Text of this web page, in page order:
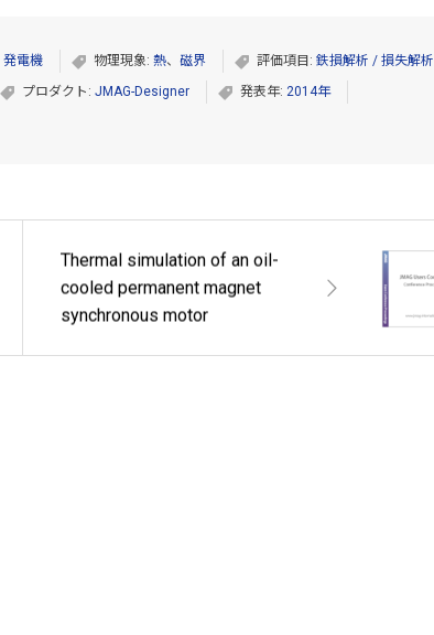
発電機 物理現象: 熱、 磁界 評価項目: 鉄損解析 / 損失解析
プロダクト: JMAG-Designer 発表年: 2014年
Thermal simulation of an oil-
cooled permanent magnet
synchronous motor